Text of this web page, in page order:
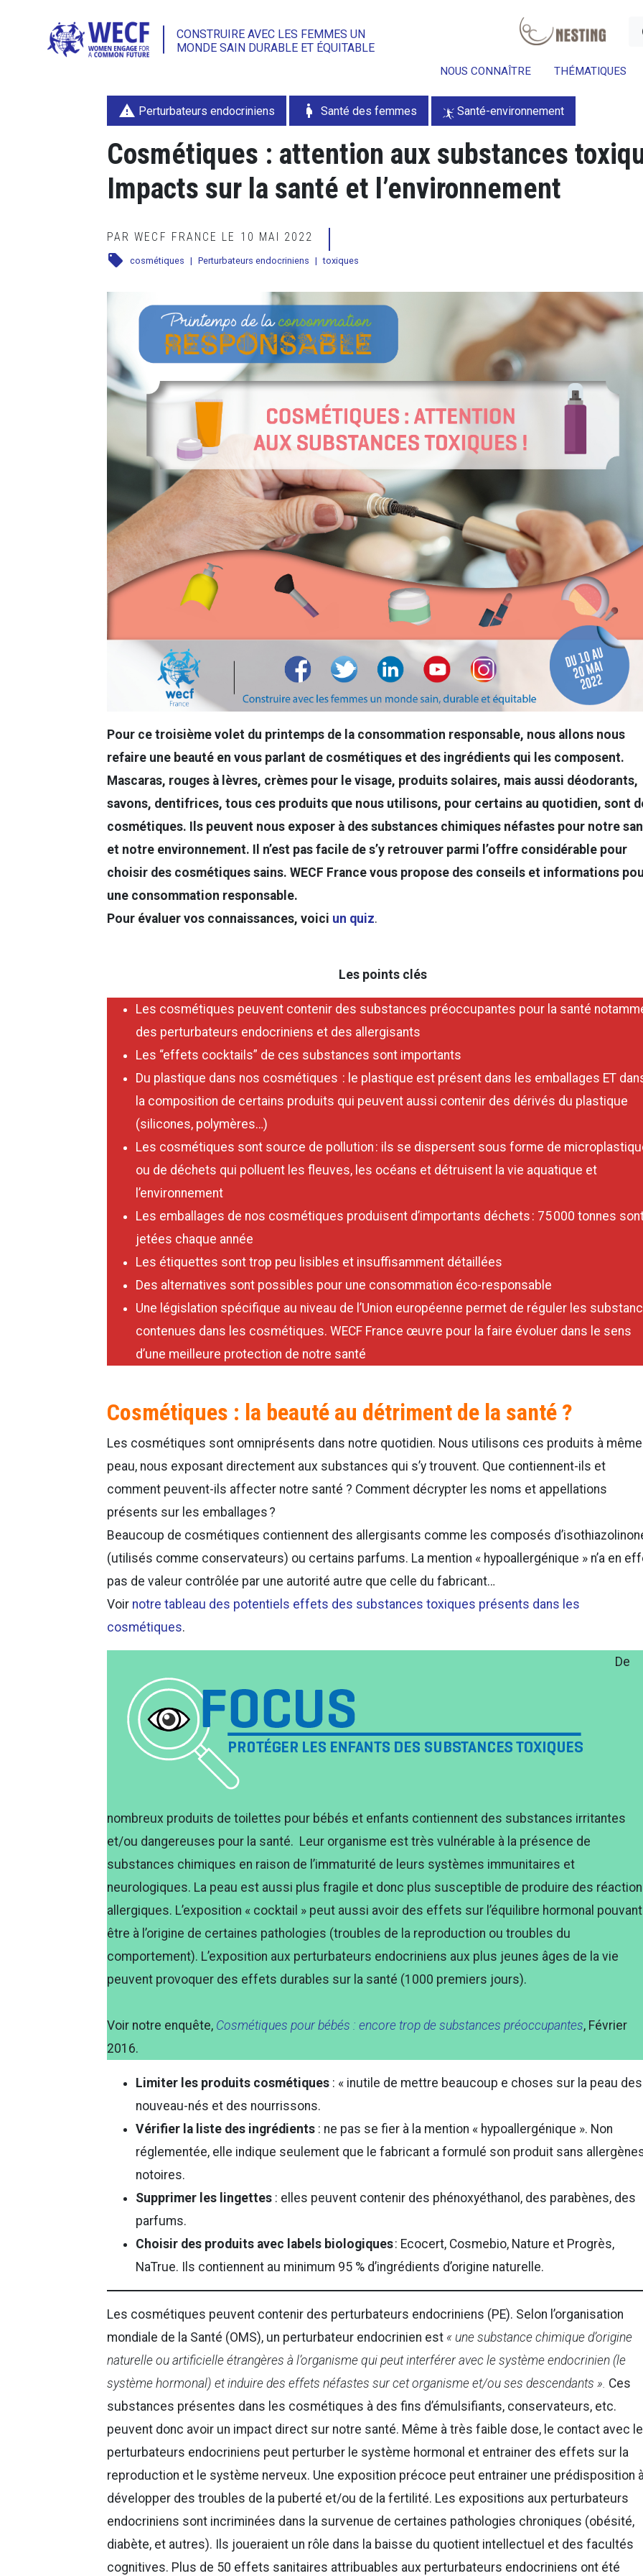
CONSTRUIRE AVEC LES FEMMES UN
MONDE SAIN DURABLE ET ÉQUITABLE
NOUS CONNAÎTRE THÉMATIQUES
warning Perturbateurs endocriniens pregnant_woman Santé des femmes Santé-environnement
Cosmétiques : attention aux substances
Impacts sur la santé et l’environnement
PAR WECF FRANCE LE 10 MAI 2022
local_offer cosmétiques | Perturbateurs endocriniens | toxiques
Pour ce troisième volet du printemps de la consommation responsable, nous allons nous
refaire une beauté en vous parlant de cosmétiques et des ingrédients qui les composent.
Mascaras, rouges à lèvres, crèmes pour le visage, produits solaires, mais aussi déodorants,
savons, dentifrices, tous ces produits que nous utilisons, pour certains au quotidien, sont
cosmétiques. Ils peuvent nous exposer à des substances chimiques néfastes pour notre
et notre environnement. Il n’est pas facile de s’y retrouver parmi l’offre considérable pour
choisir des cosmétiques sains. WECF France vous propose des conseils et informations
une consommation responsable.
Pour évaluer vos connaissances, voici un quiz.
Les points clés
Les cosmétiques peuvent contenir des substances préoccupantes pour la santé
des perturbateurs endocriniens et des allergisants
Les “effets cocktails” de ces substances sont importants
Du plastique dans nos cosmétiques : le plastique est présent dans les emballages ET
la composition de certains produits qui peuvent aussi contenir des dérivés du plastique
(silicones, polymères…)
Les cosmétiques sont source de pollution : ils se dispersent sous forme de
ou de déchets qui polluent les fleuves, les océans et détruisent la vie aquatique et
l’environnement
Les emballages de nos cosmétiques produisent d’importants déchets : 75 000 tonnes
jetées chaque année
Les étiquettes sont trop peu lisibles et insuffisamment détaillées
Des alternatives sont possibles pour une consommation éco-responsable
Une législation spécifique au niveau de l’Union européenne permet de réguler les
contenues dans les cosmétiques. WECF France œuvre pour la faire évoluer dans le sens
d’une meilleure protection de notre santé
Cosmétiques : la beauté au détriment de la santé ?
Les cosmétiques sont omniprésents dans notre quotidien. Nous utilisons ces produits à
peau, nous exposant directement aux substances qui s’y trouvent. Que contiennent-ils et
comment peuvent-ils affecter notre santé ? Comment décrypter les noms et appellations
présents sur les emballages ?
Beaucoup de cosmétiques contiennent des allergisants comme les composés
(utilisés comme conservateurs) ou certains parfums. La mention « hypoallergénique » n’a en
pas de valeur contrôlée par une autorité autre que celle du fabricant…
Voir notre tableau des potentiels effets des substances toxiques présents dans les
cosmétiques.
De
nombreux produits de toilettes pour bébés et enfants contiennent des substances irritantes
et/ou dangereuses pour la santé. Leur organisme est très vulnérable à la présence de
substances chimiques en raison de l’immaturité de leurs systèmes immunitaires et
neurologiques. La peau est aussi plus fragile et donc plus susceptible de produire des
allergiques. L’exposition « cocktail » peut aussi avoir des effets sur l’équilibre hormonal pouvant
être à l’origine de certaines pathologies (troubles de la reproduction ou troubles du
comportement). L’exposition aux perturbateurs endocriniens aux plus jeunes âges de la vie
peuvent provoquer des effets durables sur la santé (1000 premiers jours).
Voir notre enquête, Cosmétiques pour bébés : encore trop de substances préoccupantes, Février
2016.
Limiter les produits cosmétiques : « inutile de mettre beaucoup e choses sur la peau des
nouveau-nés et des nourrissons.
Vérifier la liste des ingrédients : ne pas se fier à la mention « hypoallergénique ». Non
réglementée, elle indique seulement que le fabricant a formulé son produit sans
notoires.
Supprimer les lingettes : elles peuvent contenir des phénoxyéthanol, des parabènes, des
parfums.
Choisir des produits avec labels biologiques: Ecocert, Cosmebio, Nature et Progrès,
NaTrue. Ils contiennent au minimum 95 % d’ingrédients d’origine naturelle.
Les cosmétiques peuvent contenir des perturbateurs endocriniens (PE). Selon l’organisation
mondiale de la Santé (OMS), un perturbateur endocrinien est « une substance chimique d’origine
naturelle ou artificielle étrangères à l’organisme qui peut interférer avec le système endocrinien (le
système hormonal) et induire des effets néfastes sur cet organisme et/ou ses descendants ». Ces
substances présentes dans les cosmétiques à des fins d’émulsifiants, conservateurs, etc.
peuvent donc avoir un impact direct sur notre santé. Même à très faible dose, le contact avec
perturbateurs endocriniens peut perturber le système hormonal et entrainer des effets sur la
reproduction et le système nerveux. Une exposition précoce peut entrainer une prédisposition
développer des troubles de la puberté et/ou de la fertilité. Les expositions aux perturbateurs
endocriniens sont incriminées dans la survenue de certaines pathologies chroniques (obésité,
diabète, et autres). Ils joueraient un rôle dans la baisse du quotient intellectuel et des facultés
cognitives. Plus de 50 effets sanitaires attribuables aux perturbateurs endocriniens ont été